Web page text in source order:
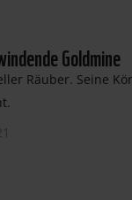
Goldmine
Räuber. Seine